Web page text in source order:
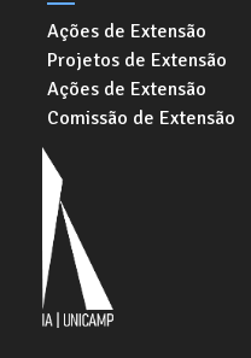
Ações de Extensão
Projetos de Extensão
Ações de Extensão
Comissão de Extensão